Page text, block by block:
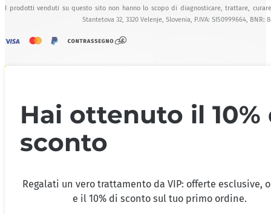
I prodotti venduti su questo sito non hanno lo scopo di diagnosticare, trattare,
Stantetova 32, 3320 Velenje, Slovenia, P.IVA: SI50999664, BNR:
Hai ottenuto il 10%
sconto
Regalati un vero trattamento da VIP: offerte esclusive,
e il 10% di sconto sul tuo primo ordine.